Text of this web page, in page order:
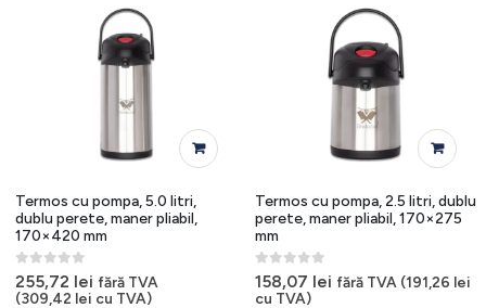
Termos cu pompa, 5.0 litri,
dublu perete, maner pliabil,
170×420 mm
0out of 5
255,72 lei fără TVA
(309,42 lei cu TVA)
Termos cu pompa, 2.5 litri, dublu
perete, maner pliabil, 170×275
mm
0 out of 5
158,07 lei fără TVA (191,26 lei
cu TVA)